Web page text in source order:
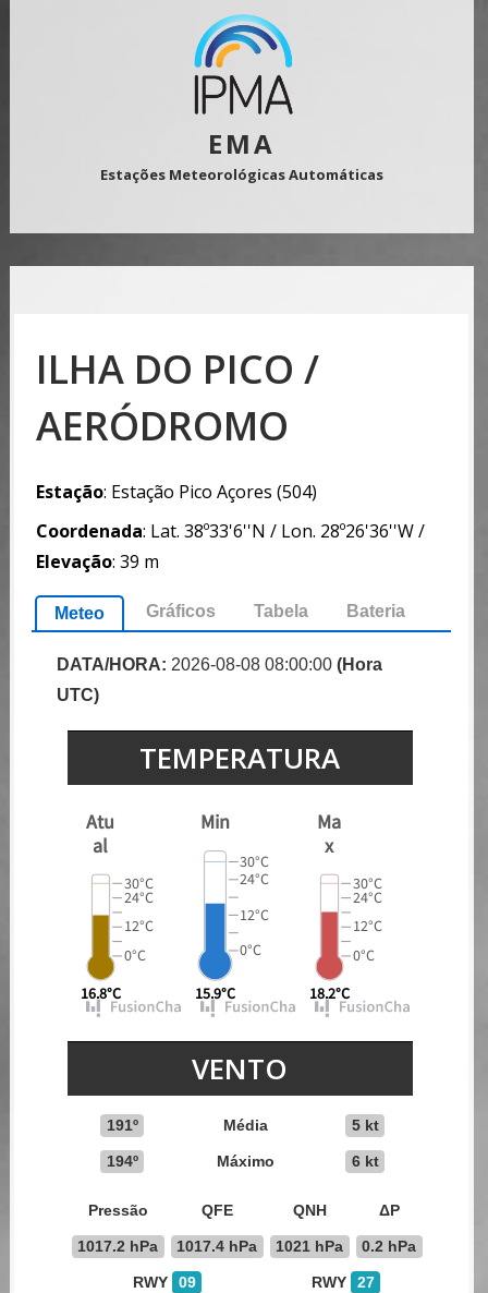
EMA
Estações Meteorológicas Automáticas
ILHA DO PICO /
AERÓDROMO
Estação: Estação Pico Açores (504)
Coordenada: Lat. 38º33'6''N / Lon. 28º26'36''W /
Elevação: 39 m
Meteo Gráficos Tabela Bateria
DATA/HORA: 2026-08-08 08:00:00 (Hora
UTC)
TEMPERATURA
0°C
12°C
24°C
30°C
16.8°C
Atu
al
0°C
12°C
24°C
30°C
15.9°C
Min
0°C
12°C
24°C
30°C
18.2°C
Ma
x
VENTO
191º Média 5 kt
194º Máximo 6 kt
Pressão QFE QNH ΔP
1017.2 hPa 1017.4 hPa 1021 hPa 0.2 hPa
RWY 09 RWY 27